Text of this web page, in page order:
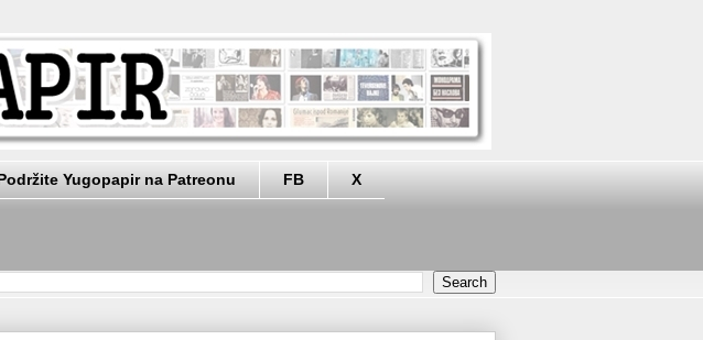
Yugopapir na Patreonu FB X